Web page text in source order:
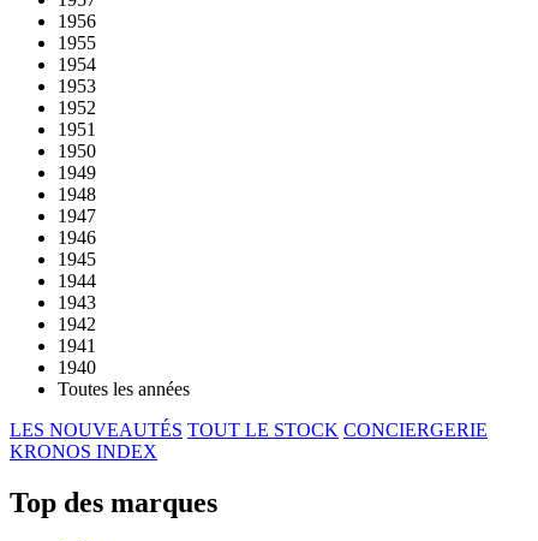
1956
1955
1954
1953
1952
1951
1950
1949
1948
1947
1946
1945
1944
1943
1942
1941
1940
Toutes les années
LES NOUVEAUTÉS TOUT LE STOCK CONCIERGERIE
KRONOS INDEX
Top des marques